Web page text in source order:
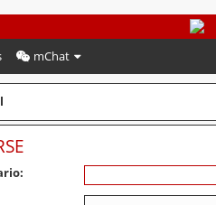
mChat